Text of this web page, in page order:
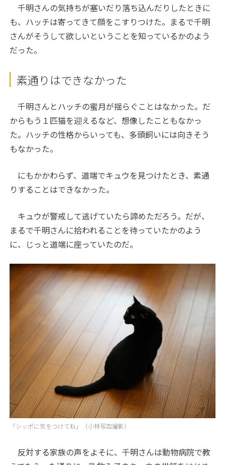
千明さんの気持ちが塞いだり落ち込んだりしたときに
も、ハッチは寄ってきて顔をこすりつけた。まるで千明
さんがそうして欲しいということを知っているかのよう
だった。
素通りはできなかった
千明さんとハッチの蜜月が揺らぐことはなかった。だ
からもう１匹猫を迎えるなど、想像したこともなかっ
た。ハッチの性格からいっても、多頭飼いには向きそう
もなかった。
にもかかわらず、道端でキュウを見つけたとき、素通
りすることはできなかった。
キュウが警戒して逃げていたら諦めただろう。だが、
まるで千明さんに拾われることを待っていたかのよう
に、じっと道端に座っていたのだ。
「シッポに気をつけてね」（小林写函撮影）
反対する家族の声をよそに、千明さんは動物病院で教